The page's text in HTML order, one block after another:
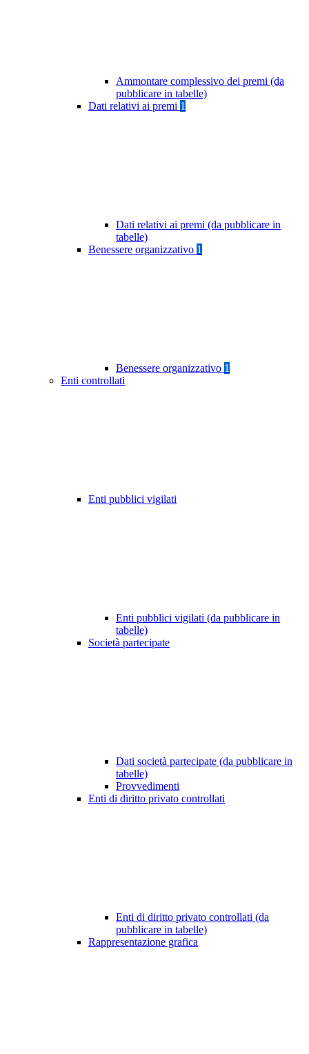
Ammontare complessivo dei premi (da
pubblicare in tabelle)
Dati relativi ai premi 1
Dati relativi ai premi (da pubblicare in
tabelle)
Benessere organizzativo 1
Benessere organizzativo 1
Enti controllati
Enti pubblici vigilati
Enti pubblici vigilati (da pubblicare in
tabelle)
Società partecipate
Dati società partecipate (da pubblicare in
tabelle)
Provvedimenti
Enti di diritto privato controllati
Enti di diritto privato controllati (da
pubblicare in tabelle)
Rappresentazione grafica